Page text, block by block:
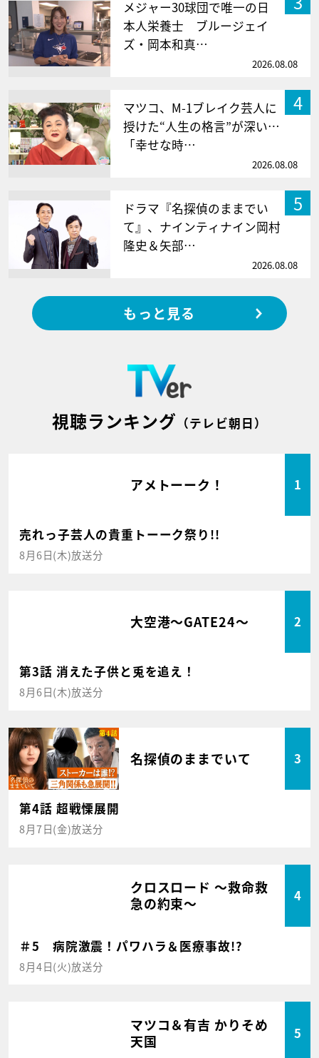
メジャー30球団で唯一の日
本人栄養士 ブルージェイ
ズ・岡本和真…
2026.08.08
4
マツコ、M-1ブレイク芸人に
授けた“人生の格言”が深い…
「幸せな時…
2026.08.08
5
ドラマ『名探偵のままでい
て』、ナインティナイン岡村
隆史＆矢部…
2026.08.08
もっと見る
視聴ランキング （テレビ朝日）
アメトーーク！ 1
売れっ子芸人の貴重トーーク祭り!!
8月6日(木)放送分
大空港～GATE24～ 2
第3話 消えた子供と兎を追え！
8月6日(木)放送分
名探偵のままでいて 3
第4話 超戦慄展開
8月7日(金)放送分
クロスロード ～救命救
急の約束～
4
＃5 病院激震！パワハラ＆医療事故!?
8月4日(火)放送分
マツコ＆有吉 かりそめ
天国
5